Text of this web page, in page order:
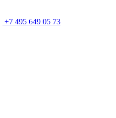
+7 495 649 05 73